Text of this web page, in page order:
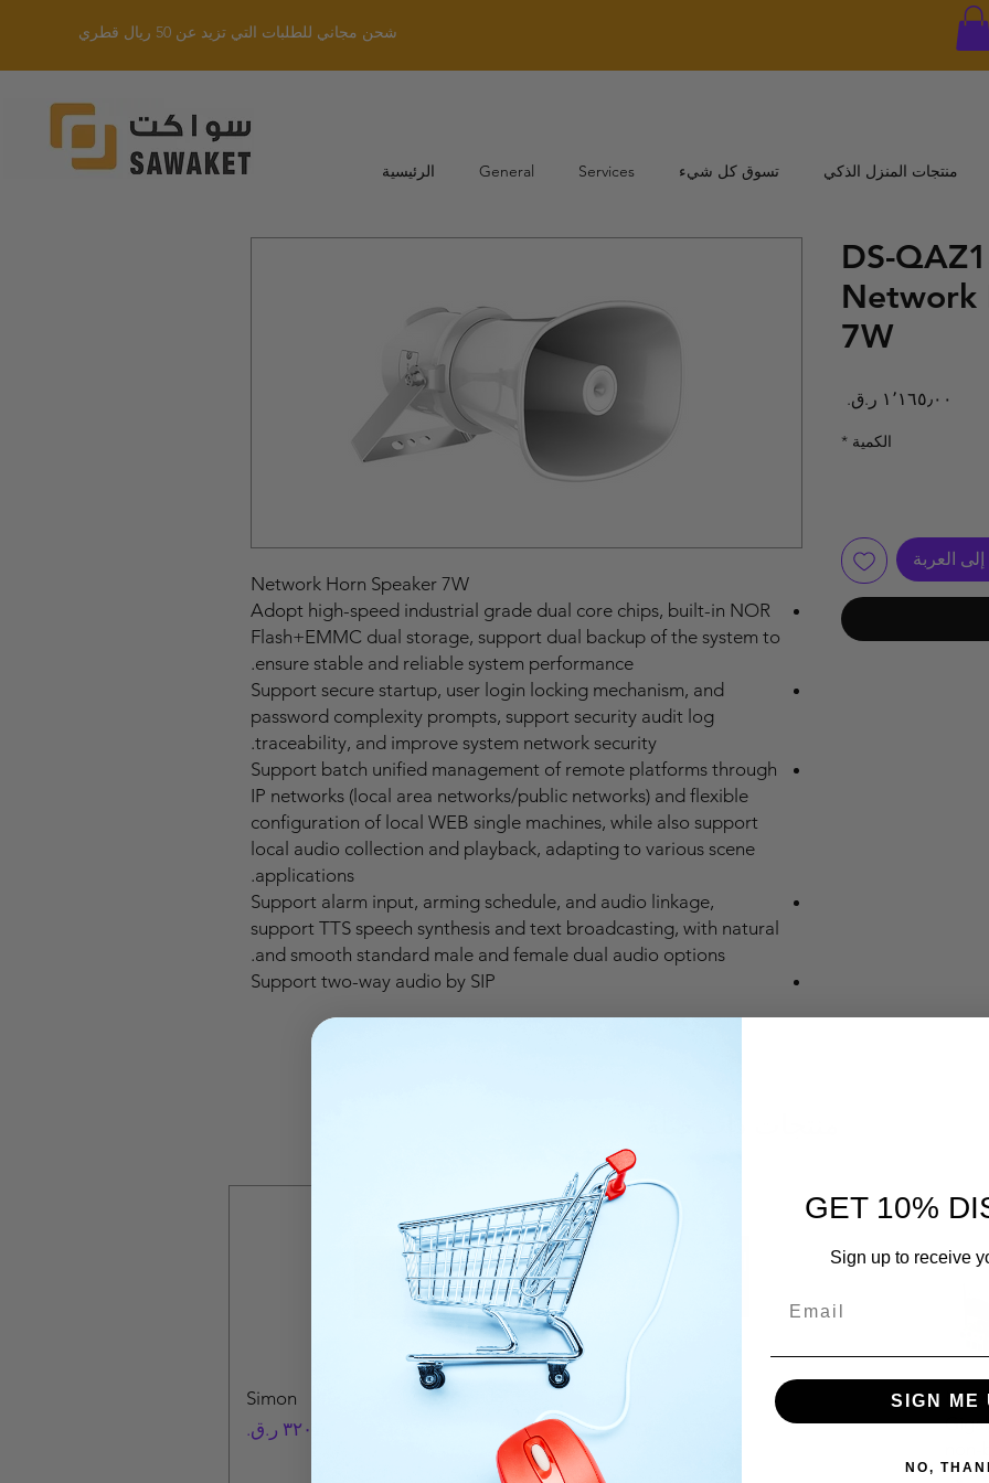
شحن مجاني للطلبات التي تزيد عن 50 ريال قطري
Network Horn Speaker 7W
Adopt high-speed industrial grade dual core chips, built-in NOR
Flash+EMMC dual storage, support dual backup of the system to
ensure stable and reliable system performance.
Support secure startup, user login locking mechanism, and
password complexity prompts, support security audit log
traceability, and improve system network security.
Support batch unified management of remote platforms through
IP networks (local area networks/public networks) and flexible
configuration of local WEB single machines, while also support
local audio collection and playback, adapting to various scene
applications.
Support alarm input, arming schedule, and audio linkage,
support TTS speech synthesis and text broadcasting, with natural
and smooth standard male and female dual audio options.
Support two-way audio by SIP
DS-
Network
7W
الكمية *
العربة
Simon
Simon
السعر
الرئيسية General Services تسوق كل شيء منتجات المنزل الذكي
GET 10%
Sign up to receive
SIGN ME
NO,